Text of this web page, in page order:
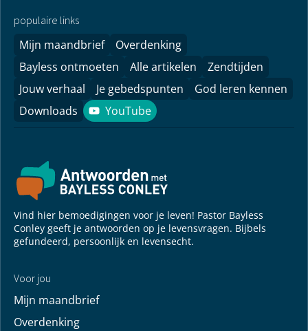
populaire links
Mijn maandbrief
Overdenking
Bayless ontmoeten
Alle artikelen
Zendtijden
Jouw verhaal
Je gebedspunten
God leren kennen
Downloads
YouTube
YouTube
Vind hier bemoedigingen voor je leven! Pastor Bayless
Conley geeft je antwoorden op je levensvragen. Bijbels
gefundeerd, persoonlijk en levensecht.
Voor jou
Mijn maandbrief
Overdenking